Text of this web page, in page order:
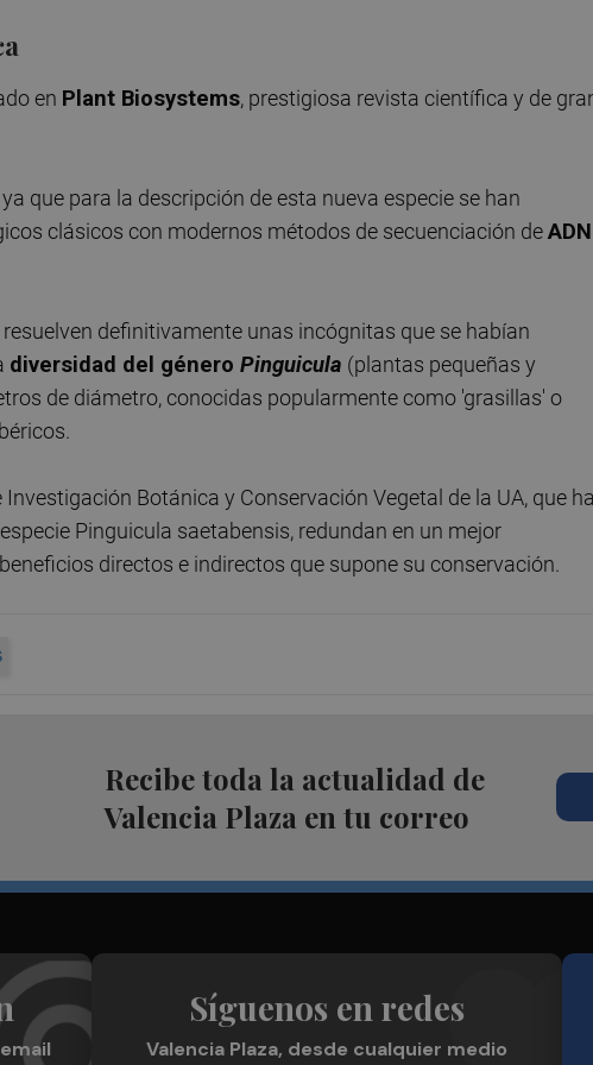
en Plant Biosystems, prestigiosa revista científica y de
que para la descripción de esta nueva especie se han
clásicos con modernos métodos de secuenciación deADN
definitivamente unas incógnitas que se habían
diversidad del género Pinguicula (plantas pequeñas y
de diámetro, conocidas popularmente como 'grasillas' o
Botánica y Conservación Vegetal de la UA, que
Pinguicula saetabensis, redundan en un mejor
directos e indirectos que supone su conservación.
Recibe toda la actualidad de
Valencia Plaza en tu correo
Síguenos en redes
Valencia Plaza, desde cualquier medio